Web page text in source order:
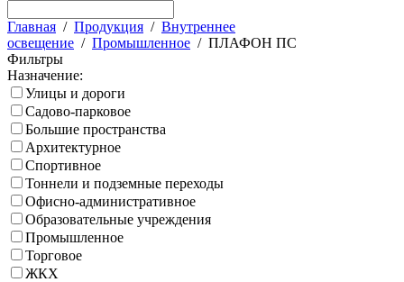
Главная / Продукция / Внутреннее
освещение / Промышленное / ПЛАФОН ПС
Фильтры
Назначение:
Улицы и дороги
Садово-парковое
Большие пространства
Архитектурное
Спортивное
Тоннели и подземные переходы
Офисно-административное
Образовательные учреждения
Промышленное
Торговое
ЖКХ